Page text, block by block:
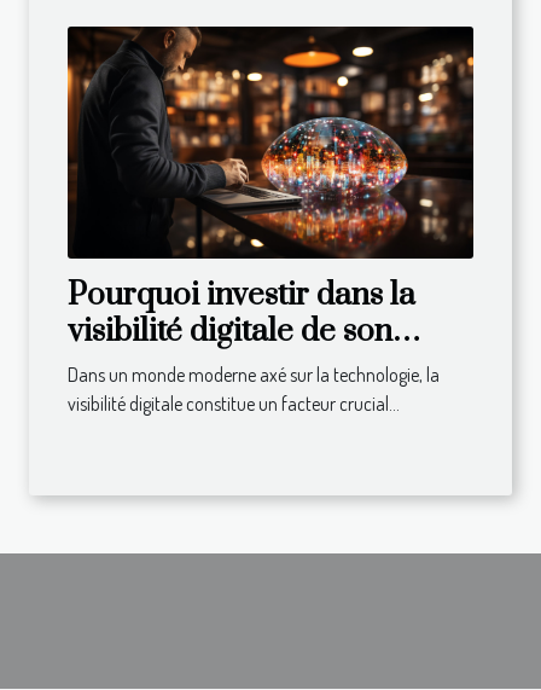
Pourquoi investir dans la
visibilité digitale de son
entreprise ?
Dans un monde moderne axé sur la technologie, la
visibilité digitale constitue un facteur crucial...